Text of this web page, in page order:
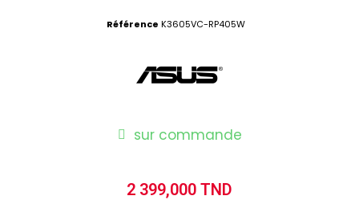
Référence K3605VC-RP405W
sur commande
2 399,000 TND